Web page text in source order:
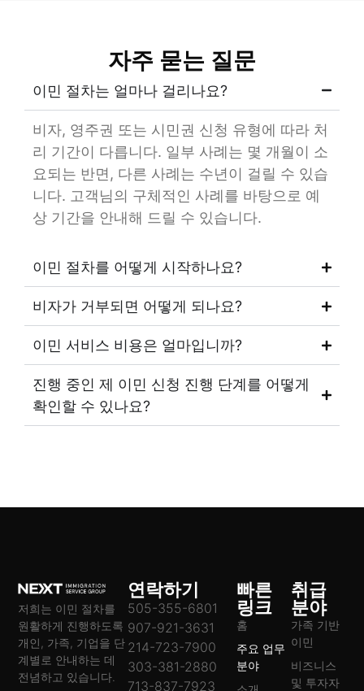
자주 묻는 질문
이민 절차는 얼마나 걸리나요?
비자, 영주권 또는 시민권 신청 유형에 따라 처
리 기간이 다릅니다. 일부 사례는 몇 개월이 소
요되는 반면, 다른 사례는 수년이 걸릴 수 있습
니다. 고객님의 구체적인 사례를 바탕으로 예
상 기간을 안내해 드릴 수 있습니다.
이민 절차를 어떻게 시작하나요?
비자가 거부되면 어떻게 되나요?
이민 서비스 비용은 얼마입니까?
진행 중인 제 이민 신청 진행 단계를 어떻게
확인할 수 있나요?
저희는 이민 절차를
원활하게 진행하도록
개인, 가족, 기업을 단
계별로 안내하는 데
전념하고 있습니다.
빠른
링크
홈
주요 업무
분야
취급
분야
가족 기반
이민
비즈니스
및 투자자
연락하기
505-355-6801
907-921-3631
214-723-7900
303-381-2880
713-837-7923